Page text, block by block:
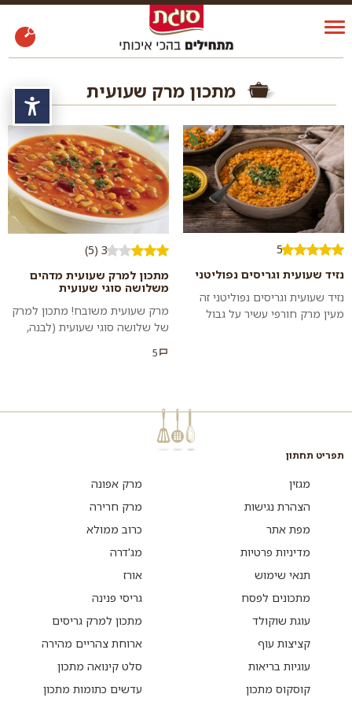
מתכון מרק שעועית
5
נזיד שעועית וגריסים נפוליטני
נזיד שעועית וגריסים נפוליטני זה
מעין מרק חורפי עשיר על גבול
3 (5)
מתכון למרק שעועית מדהים
משלושה סוגי שעועית
מרק שעועית משובח! מתכון למרק
של שלושה סוגי שעועית (לבנה,
ואפונה. עשיר, מזין, טעים וריחני
5
תפריט תחתון
מגזין
הצהרת נגישות
מפת אתר
מדיניות פרטיות
תנאי שימוש
מתכונים לפסח
עוגת שוקולד
קציצות עוף
עוגיות בריאות
קוסקוס מתכון
מרק אפונה
מרק חרירה
כרוב ממולא
מג'דרה
אורז
גריסי פנינה
מתכון למרק גריסים
ארוחת צהריים מהירה
סלט קינואה מתכון
עדשים כתומות מתכון